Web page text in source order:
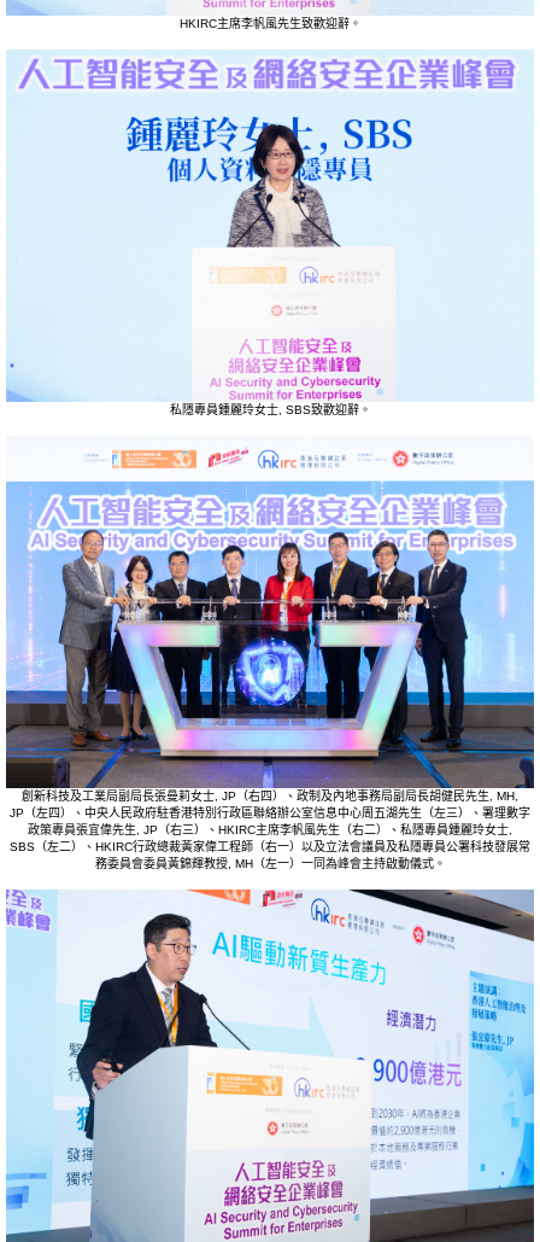
HKIRC主席李帆風先生致歡迎辭。
私隱專員鍾麗玲女士, SBS致歡迎辭。
創新科技及工業局副局長張曼莉女士, JP（右四）、政制及內地事務局副局長胡健民先生, MH,
JP（左四）、中央人民政府駐香港特別行政區聯絡辦公室信息中心周五湖先生（左三）、署理數字
政策專員張宜偉先生, JP（右三）、HKIRC主席李帆風先生（右二）、私隱專員鍾麗玲女士,
SBS（左二）、HKIRC行政總裁黃家偉工程師（右一）以及立法會議員及私隱專員公署科技發展常
務委員會委員黃錦輝教授, MH（左一）一同為峰會主持啟動儀式。